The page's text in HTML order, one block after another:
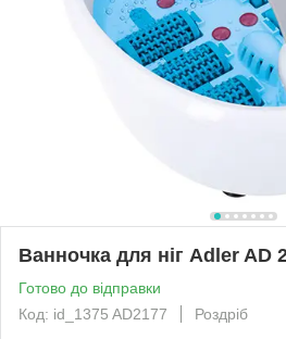
Ванночка для ніг Adler AD
Готово до відправки
Код: id_1375 AD2177
Роздріб